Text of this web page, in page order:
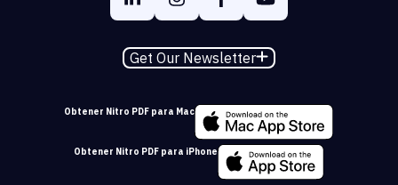
Get Our Newsletter
Obtener Nitro PDF para Mac
Obtener Nitro PDF para iPhone